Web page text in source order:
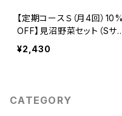
【定期コースＳ（月4回）10%
OFF】見沼野菜セット（Sサ
ズ） ※火曜または木曜発
¥2,430
CATEGORY